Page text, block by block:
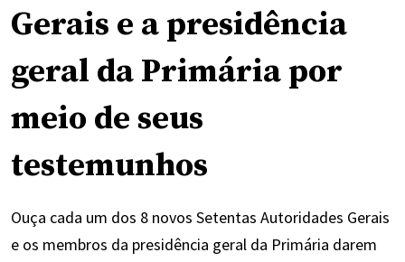
Gerais e a presidência
geral da Primária por
meio de seus
testemunhos
Ouça cada um dos 8 novos Setentas Autoridades Gerais
e os membros da presidência geral da Primária darem